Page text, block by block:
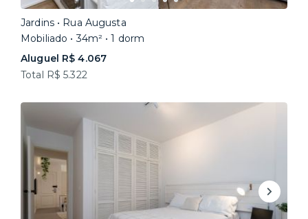
Jardins • Rua Augusta
Mobiliado • 34m² • 1 dorm
Aluguel R$ 4.067
Total R$ 5.322